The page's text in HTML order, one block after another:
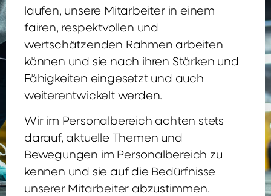
laufen, unsere Mitarbeiter in einem
fairen, respektvollen und
wertschätzenden Rahmen arbeiten
können und sie nach ihren Stärken und
Fähigkeiten eingesetzt und auch
weiterentwickelt werden.
Wir im Personalbereich achten stets
darauf, aktuelle Themen und
Bewegungen im Personalbereich zu
kennen und sie auf die Bedürfnisse
unserer Mitarbeiter abzustimmen.